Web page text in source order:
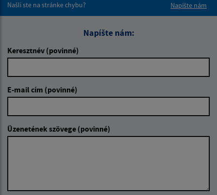
Našli ste na stránke chybu?
Napíšte nám
Napíšte nám:
Keresztnév (povinné)
E-mail cím (povinné)
Üzenetének szövege (povinné)